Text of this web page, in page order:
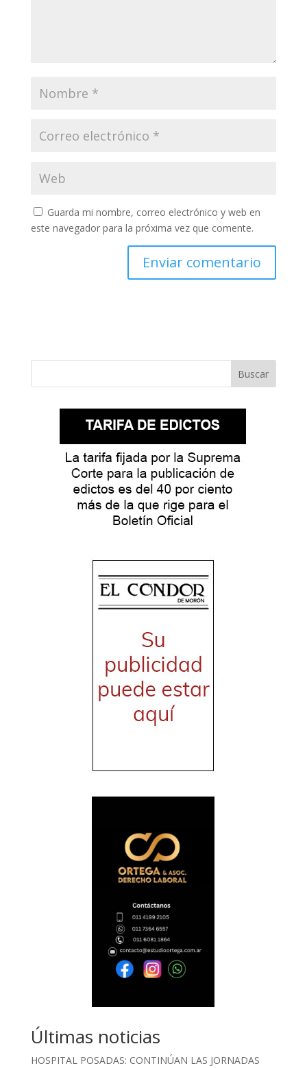
Guarda mi nombre, correo electrónico y web en
este navegador para la próxima vez que comente.
Buscar
Últimas noticias
HOSPITAL POSADAS: CONTINÚAN LAS JORNADAS